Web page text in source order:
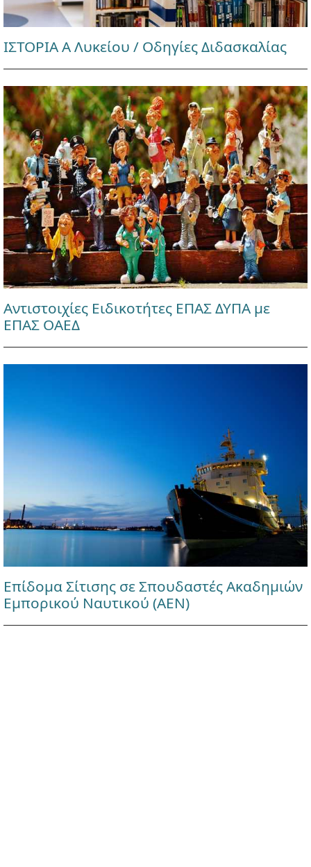
ΙΣΤΟΡΙΑ Α Λυκείου / Οδηγίες Διδασκαλίας
Αντιστοιχίες Ειδικοτήτες ΕΠΑΣ ΔΥΠΑ με
ΕΠΑΣ ΟΑΕΔ
Επίδομα Σίτισης σε Σπουδαστές Ακαδημιών
Εμπορικού Ναυτικού (ΑΕΝ)